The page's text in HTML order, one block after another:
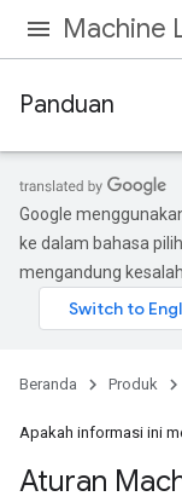
Machine
Panduan
Google
ke dalam bahasa
mengandung
Beranda Produk
Apakah informasi ini
Aturan